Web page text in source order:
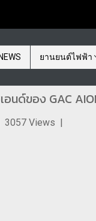
ยานยนต์ไฟฟ้า
นด์ของ GAC
3057 Views |